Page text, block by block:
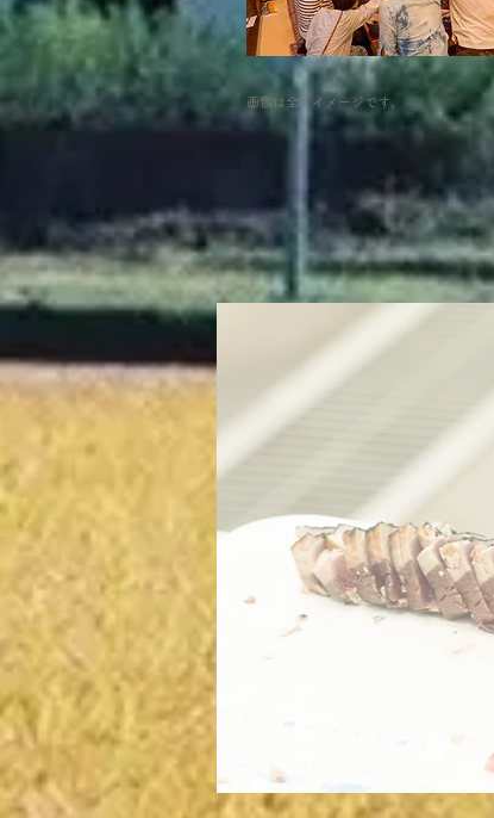
画像は全てイメージです。